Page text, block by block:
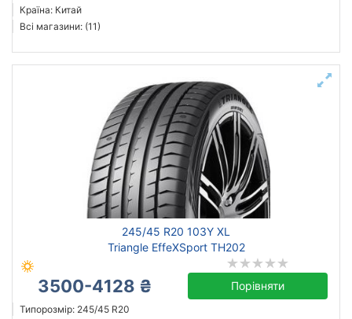
Країна: Китай
Всі магазини: (11)
245/45 R20 103Y XL
Triangle EffeXSport TH202
3500-4128 ₴ Порівняти
Типорозмір: 245/45 R20